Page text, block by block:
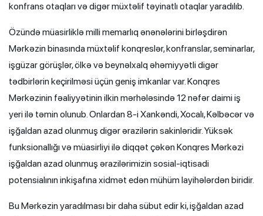
konfrans otaqları və digər müxtəlif təyinatlı otaqlar yaradılıb.
Özündə müasirliklə milli memarlıq ənənələrini birləşdirən
Mərkəzin binasında müxtəlif konqreslər, konfranslar, seminarlar,
işgüzar görüşlər, ölkə və beynəlxalq əhəmiyyətli digər
tədbirlərin keçirilməsi üçün geniş imkanlar var. Konqres
Mərkəzinin fəaliyyətinin ilkin mərhələsində 12 nəfər daimi iş
yeri ilə təmin olunub. Onlardan 8-i Xankəndi, Xocalı, Kəlbəcər və
işğaldan azad olunmuş digər ərazilərin sakinləridir. Yüksək
funksionallığı və müasirliyi ilə diqqət çəkən Konqres Mərkəzi
işğaldan azad olunmuş ərazilərimizin sosial-iqtisadi
potensialının inkişafına xidmət edən mühüm layihələrdən biridir.
Bu Mərkəzin yaradılması bir daha sübut edir ki, işğaldan azad